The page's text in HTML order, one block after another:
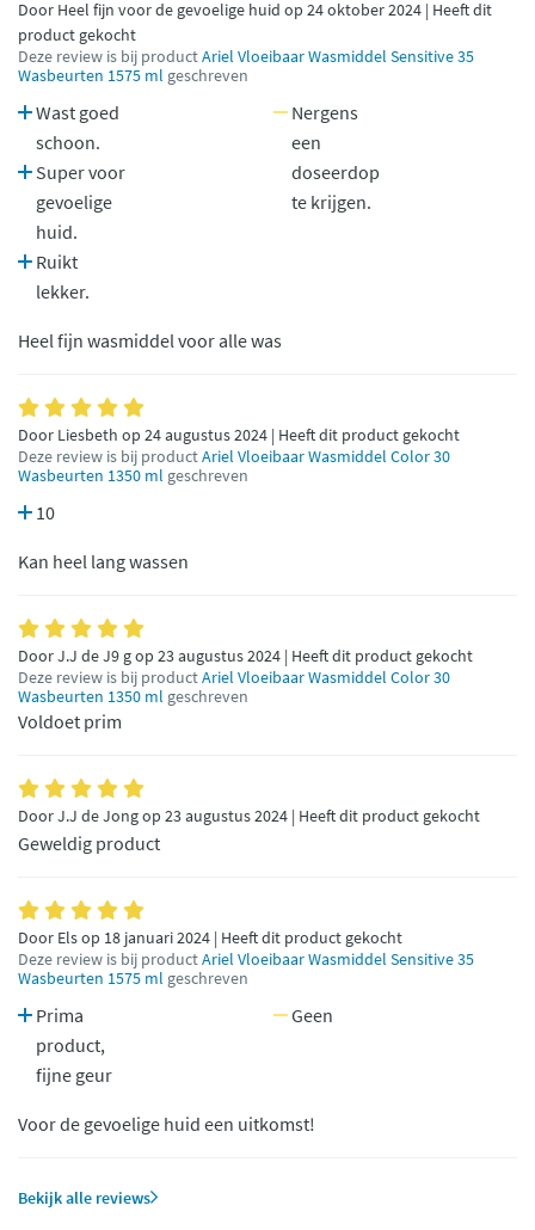
Door Heel fijn voor de gevoelige huid op 24 oktober 2024 | Heeft dit
product gekocht
Deze review is bij productAriel Vloeibaar Wasmiddel Sensitive 35
Wasbeurten 1575 ml geschreven
Wast goed
schoon.
Super voor
gevoelige
huid.
Ruikt
lekker.
Nergens
een
doseerdop
te krijgen.
Heel fijn wasmiddel voor alle was
Door Liesbeth op 24 augustus 2024 | Heeft dit product gekocht
Deze review is bij productAriel Vloeibaar Wasmiddel Color 30
Wasbeurten 1350 ml geschreven
10
Kan heel lang wassen
Door J.J de J9 g op 23 augustus 2024 | Heeft dit product gekocht
Deze review is bij productAriel Vloeibaar Wasmiddel Color 30
Wasbeurten 1350 ml geschreven
Voldoet prim
Door J.J de Jong op 23 augustus 2024 | Heeft dit product gekocht
Geweldig product
Door Els op 18 januari 2024 | Heeft dit product gekocht
Deze review is bij productAriel Vloeibaar Wasmiddel Sensitive 35
Wasbeurten 1575 ml geschreven
Prima
product,
fijne geur
Geen
Voor de gevoelige huid een uitkomst!
Bekijk alle reviews